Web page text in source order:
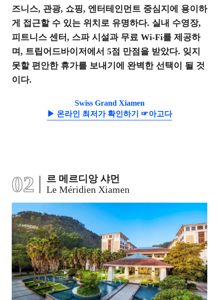
즈니스, 관광, 쇼핑, 엔터테인먼트 중심지에 용이하
게 접근할 수 있는 위치로 유명하다. 실내 수영장,
피트니스 센터, 스파 시설과 무료 Wi-Fi를 제공하
며, 트립어드바이저에서 5점 만점을 받았다. 잊지
못할 편안한 휴가를 보내기에 완벽한 선택이 될 것
이다.
Swiss Grand Xiamen
▶ 온라인 최저가 확인하기 ☞아고다
02
르 메르디앙 샤먼
Le Méridien Xiamen